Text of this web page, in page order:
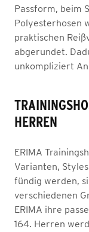
Passform, beim
Polyesterhosen
praktischen
abgerundet.
unkompliziert
HERREN
ERIMA
Varianten,
fündig werden,
verschiedenen
ERIMA ihre
164. Herren